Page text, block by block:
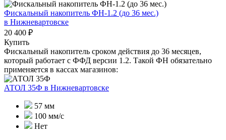
Фискальный накопитель ФН-1.2 (до 36 мес.)
в Нижневартовске
20 400 ₽
Купить
Фискальный накопитель сроком действия до 36 месяцев,
который работает с ФФД версии 1.2. Такой ФН обязательно
применяется в кассах магазинов:
АТОЛ 35Ф в Нижневартовске
57 мм
100 мм/с
Нет